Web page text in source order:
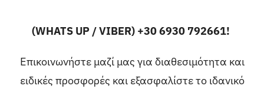
(WHATS UP / VIBER) +30 6930 792661!
Επικοινωνήστε μαζί μας για διαθεσιμότητα και
ειδικές προσφορές και εξασφαλίστε το ιδανικό